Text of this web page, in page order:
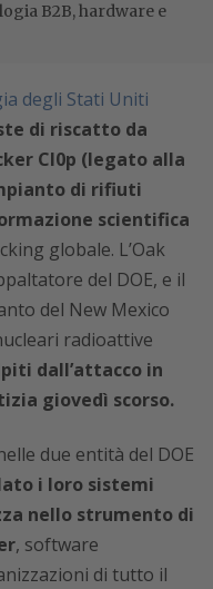
B2B, hardware e
degli Stati Uniti
di riscatto da
Cl0p (legato alla
di rifiuti
scientifica
globale. L’Oak
del DOE, e il
del New Mexico
radioattive
dall’attacco in
giovedì scorso.
due entità del DOE
i loro sistemi
nello strumento di
, software
di tutto il